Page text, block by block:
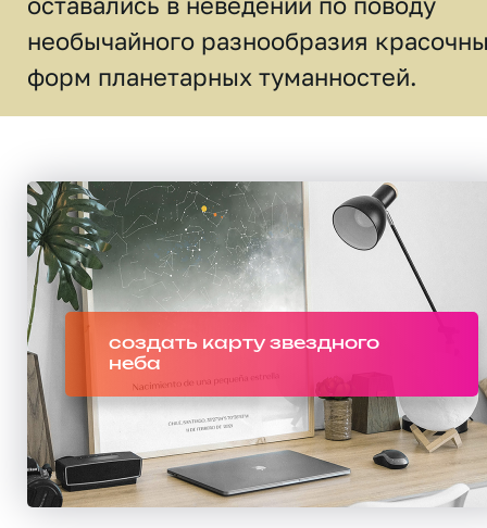
необычайного разнообразия
форм планетарных туманностей.
создать карту звездного
неба